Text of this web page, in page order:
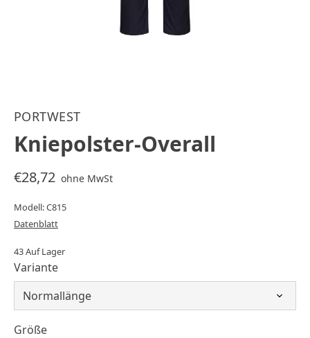
PORTWEST
Kniepolster-Overall
€28,72 ohne MwSt
Modell: C815
Datenblatt
43 Auf Lager
Variante
Größe